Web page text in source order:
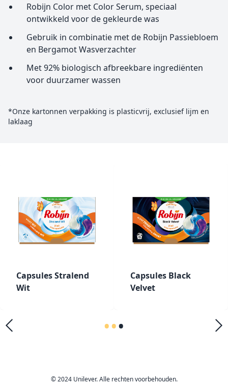
Robijn Color met Color Serum, speciaal
ontwikkeld voor de gekleurde was
Gebruik in combinatie met de Robijn Passiebloem
en Bergamot Wasverzachter
Met 92% biologisch afbreekbare ingrediënten
voor duurzamer wassen
*Onze kartonnen verpakking is plasticvrij, exclusief lijm en
laklaag
Capsules Stralend
Wit
Capsules Black
Velvet
•••
© 2024 Unilever. Alle rechten voorbehouden.